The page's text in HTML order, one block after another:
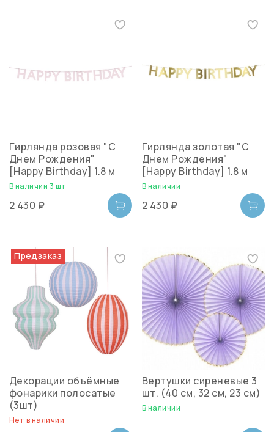
Гирлянда розовая "С
Днем Рождения"
[Happy Birthday] 1.8 м
В наличии 3 шт
2 430 ₽
Гирлянда золотая "С
Днем Рождения"
[Happy Birthday] 1.8 м
В наличии
2 430 ₽
Предзаказ
Декорации объёмные
фонарики полосатые
(3шт)
Нет в наличии
Вертушки сиреневые 3
шт. (40 см, 32 см, 23 см)
В наличии